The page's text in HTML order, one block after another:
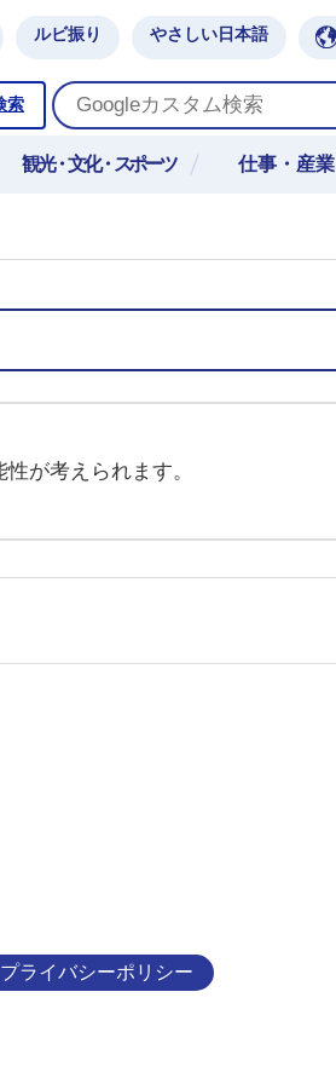
ルビ振り やさしい日本語
索
観光・文化・スポーツ 仕事・産業
が考えられます。
プライバシーポリシー